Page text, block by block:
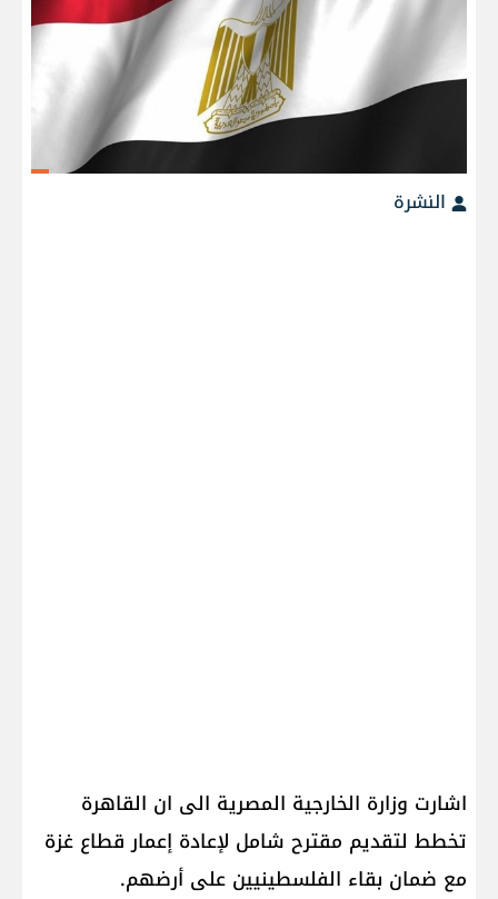
النشرة
اشارت وزارة الخارجية المصرية الى ان القاهرة
تخطط لتقديم مقترح شامل لإعادة إعمار قطاع غزة
مع ضمان بقاء الفلسطينيين على أرضهم.